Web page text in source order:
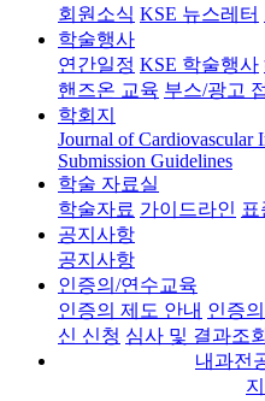
회원소식 KSE 뉴스레터
학술행사
연간일정 KSE 학술행사
핸즈온 교육 부스/광고
학회지
Journal of Cardiovascular
Submission Guidelines
학술 자료실
학술자료 가이드라인
공지사항
공지사항
인증의/연수교육
인증의 제도 안내 인증
신 신청 심사 및 결과조회
내과전